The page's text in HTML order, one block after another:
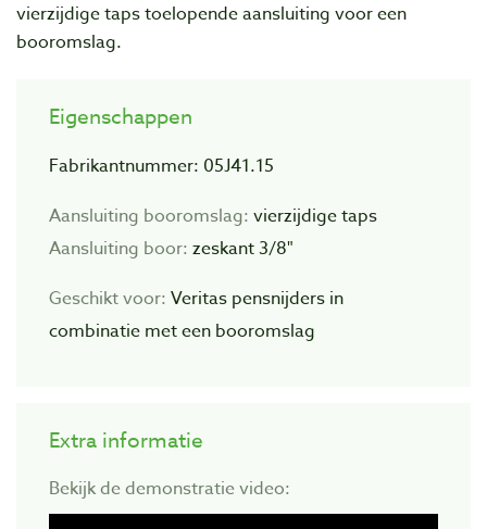
vierzijdige taps toelopende aansluiting voor een
booromslag.
Eigenschappen
Fabrikantnummer: 05J41.15
Aansluiting booromslag: vierzijdige taps
Aansluiting boor: zeskant 3/8"
Geschikt voor: Veritas pensnijders in
combinatie met een booromslag
Extra informatie
Bekijk de demonstratie video: